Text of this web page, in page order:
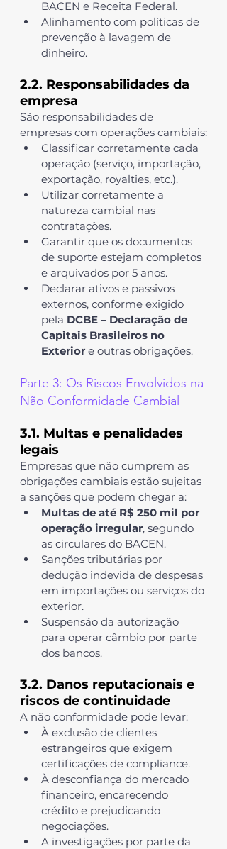
BACEN e Receita Federal.
Alinhamento com políticas de
prevenção à lavagem de
dinheiro.
2.2. Responsabilidades da
empresa
São responsabilidades de
empresas com operações cambiais:
Classificar corretamente cada
operação (serviço, importação,
exportação, royalties, etc.).
Utilizar corretamente a
natureza cambial nas
contratações.
Garantir que os documentos
de suporte estejam completos
e arquivados por 5 anos.
Declarar ativos e passivos
externos, conforme exigido
pela DCBE – Declaração de
Capitais Brasileiros no
Exterior e outras obrigações.
Parte 3: Os Riscos Envolvidos na
Não Conformidade Cambial
3.1. Multas e penalidades
legais
Empresas que não cumprem as
obrigações cambiais estão sujeitas
a sanções que podem chegar a:
Multas de até R$ 250 mil por
operação irregular, segundo
as circulares do BACEN.
Sanções tributárias por
dedução indevida de despesas
em importações ou serviços do
exterior.
Suspensão da autorização
para operar câmbio por parte
dos bancos.
3.2. Danos reputacionais e
riscos de continuidade
A não conformidade pode levar:
À exclusão de clientes
estrangeiros que exigem
certificações de compliance.
À desconfiança do mercado
financeiro, encarecendo
crédito e prejudicando
negociações.
A investigações por parte da